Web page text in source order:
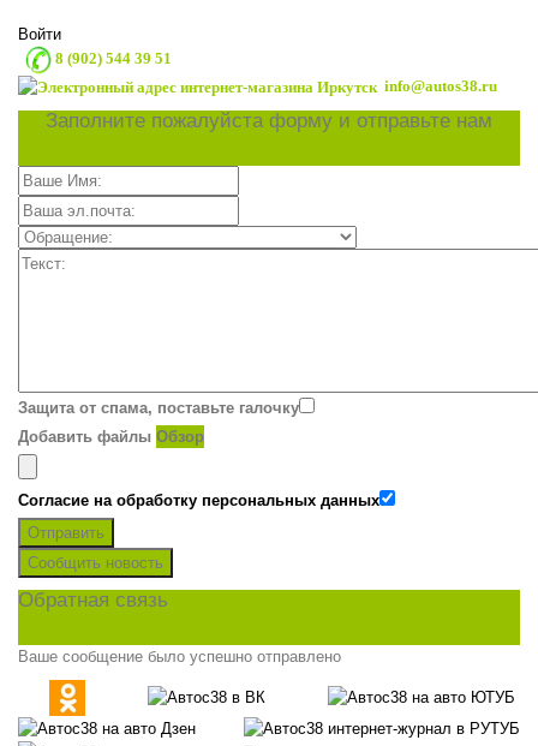
Войти
8 (902) 544 39 51
info@autos38.ru
Заполните пожалуйста форму и отправьте нам
Защита от спама, поставьте галочку
Добавить файлы Обзор
Согласие на обработку персональных данных
Отправить
Сообщить новость
Обратная связь
Ваше сообщение было успешно отправлено